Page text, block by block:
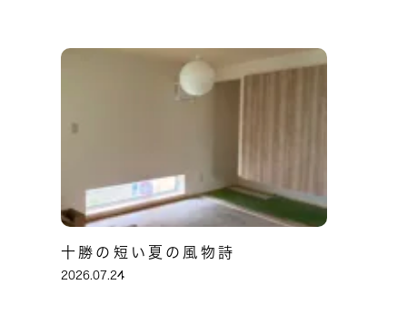
十勝の短い夏の風物詩
2026.07.24